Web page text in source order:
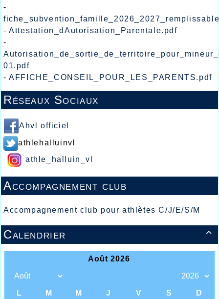
-
-Attestation_dAutorisation_Parentale.pdf
-
01.pdf
-AFFICHE_CONSEIL_POUR_LES_PARENTS.pdf
Réseaux Sociaux
Ahvl officiel
athlehalluinvl
athle_halluin_vl
Accompagnement club
Accompagnement club pour athlètes C/J/E/S/M

Calendrier